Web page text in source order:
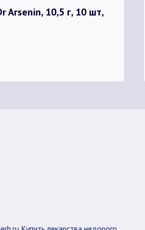
Arsenin, 10,5 г, 10 шт,